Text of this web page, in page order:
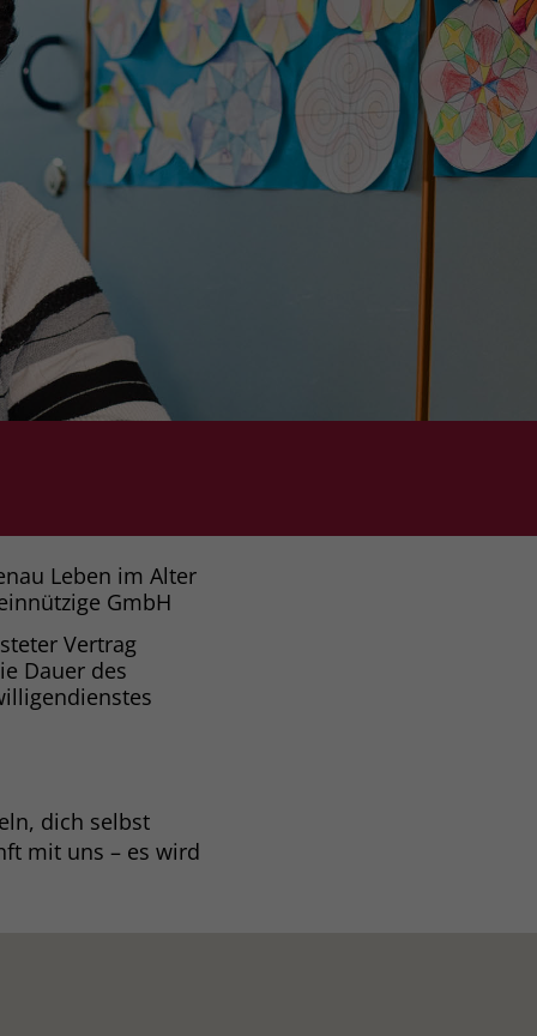
Leben im Alter
GmbH
Vertrag
Dauer des
dich selbst
mit uns – es wird